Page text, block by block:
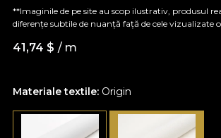
Materiale textile: Origin
**Imaginile de pe site au scop ilustrativ, produsul
diferențe subtile de nuanță față de cele vizualizate
41,74 $ / m